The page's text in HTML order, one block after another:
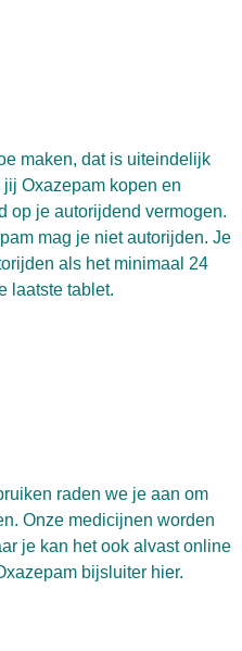
maken, dat is uiteindelijk
Oxazepam kopen en
op je autorijdend vermogen.
mag je niet autorijden. Je
als het minimaal 24
laatste tablet.
raden we je aan om
Onze medicijnen worden
je kan het ook alvast online
bijsluiter hier.